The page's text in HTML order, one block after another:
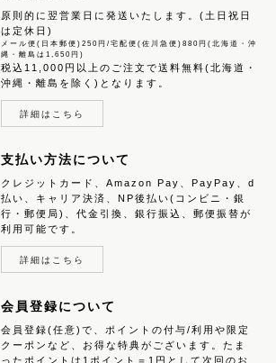
原則的に翌営業日に発送いたします。(土日祝日
は定休日)
メール便(日本郵便)250円/宅配便(佐川急便)880円(北海道・沖
縄・離島は1,650円)
税込11,000円以上のご注文で送料無料(北海道・
沖縄・離島を除く)となります。
詳細はこちら
支払い方法について
クレジットカード、Amazon Pay、PayPay、d
払い、キャリア決済、NP後払い(コンビニ・銀
行・郵便局)、代金引換、銀行振込、郵便振替が
利用可能です。
詳細はこちら
会員登録について
会員登録(任意)で、ポイントの付与/利用や限定
クーポンなど、お得な特典がございます。たま
ったポイントは1ポイント＝1円として次回のお